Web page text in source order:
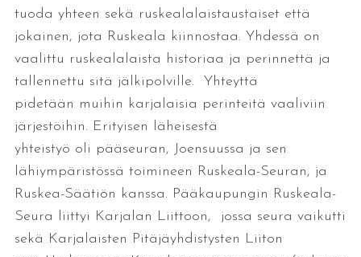
tuoda yhteen sekä ruskealalaistaustaiset että
jokainen, jota Ruskeala kiinnostaa. Yhdessä on
vaalittu ruskealalaista historiaa ja perinnettä ja
tallennettu sitä jälkipolville. Yhteyttä
pidetään muihin karjalaisia perinteitä vaaliviin
järjestöihin. Erityisen läheisestä
yhteistyö oli pääseuran, Joensuussa ja sen
lähiympäristössä toimineen Ruskeala-Seuran, ja
Ruskea-Säätiön kanssa. Pääkaupungin Ruskeala-
Seura liittyi Karjalan Liittoon, jossa seura vaikutti
sekä Karjalaisten Pitäjäyhdistysten Liiton